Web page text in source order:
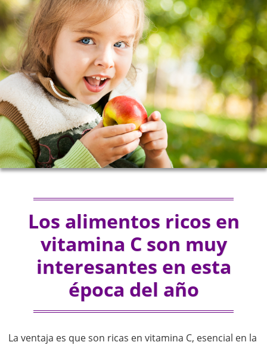
Los alimentos ricos en
vitamina C son muy
interesantes en esta
época del año
La ventaja es que son ricas en vitamina C, esencial en la